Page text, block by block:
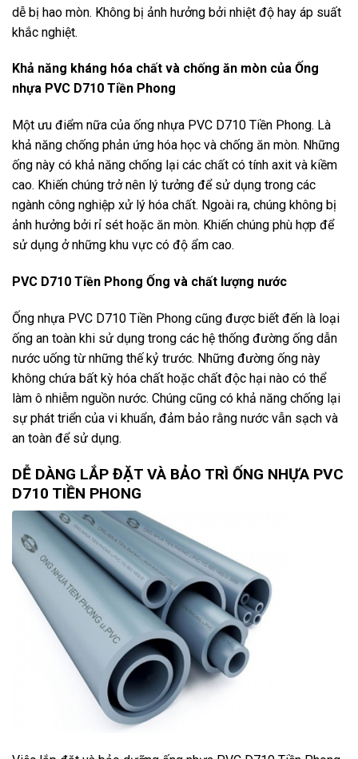
dễ bị hao mòn. Không bị ảnh hưởng bởi nhiệt độ hay áp suất
khắc nghiệt.
Khả năng kháng hóa chất và chống ăn mòn của Ống
nhựa PVC D710 Tiền Phong
Một ưu điểm nữa của ống nhựa PVC D710 Tiền Phong. Là
khả năng chống phản ứng hóa học và chống ăn mòn. Những
ống này có khả năng chống lại các chất có tính axit và kiềm
cao. Khiến chúng trở nên lý tưởng để sử dụng trong các
ngành công nghiệp xử lý hóa chất. Ngoài ra, chúng không bị
ảnh hưởng bởi rỉ sét hoặc ăn mòn. Khiến chúng phù hợp để
sử dụng ở những khu vực có độ ẩm cao.
PVC D710 Tiền Phong Ống và chất lượng nước
Ống nhựa PVC D710 Tiền Phong cũng được biết đến là loại
ống an toàn khi sử dụng trong các hệ thống đường ống dẫn
nước uống từ những thế kỷ trước. Những đường ống này
không chứa bất kỳ hóa chất hoặc chất độc hại nào có thể
làm ô nhiễm nguồn nước. Chúng cũng có khả năng chống lại
sự phát triển của vi khuẩn, đảm bảo rằng nước vẫn sạch và
an toàn để sử dụng.
DỄ DÀNG LẮP ĐẶT VÀ BẢO TRÌ ỐNG NHỰA PVC
D710 TIỀN PHONG